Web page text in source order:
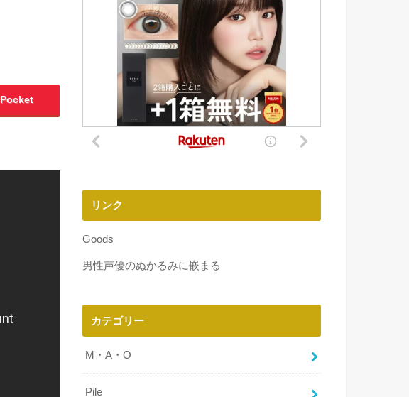
Pocket
リンク
Goods
男性声優のぬかるみに嵌まる
カテゴリー
M・A・O
Pile